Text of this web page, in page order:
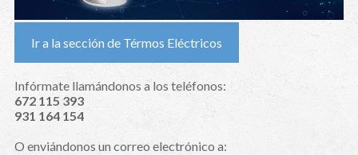
Ir a la sección de Térmos Eléctricos
Infórmate llamándonos a los teléfonos:
672 115 393
931 164 154
O enviándonos un correo electrónico a: